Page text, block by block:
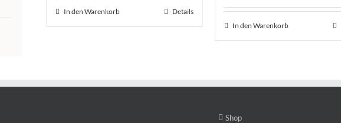
In den Warenkorb Details
In den Warenkorb
Shop